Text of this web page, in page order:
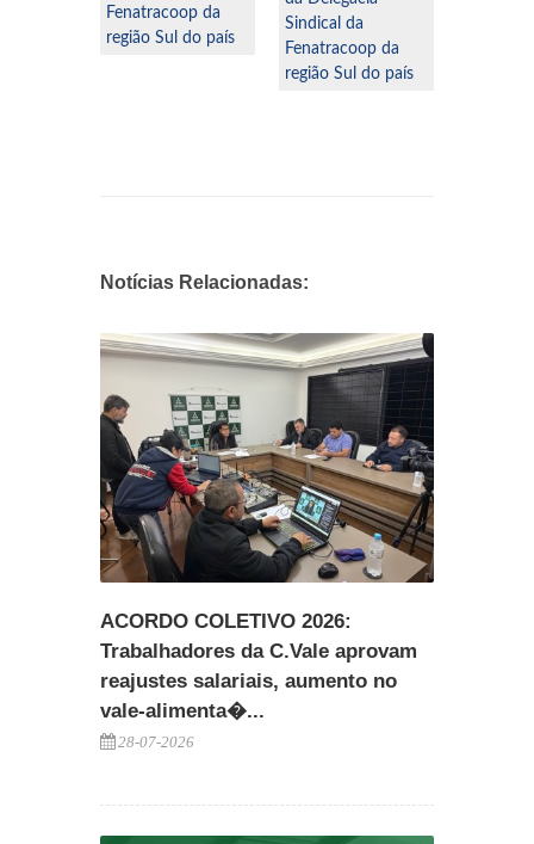
Fenatracoop da
região Sul do país
Sindical da
Fenatracoop da
região Sul do país
Notícias Relacionadas:
ACORDO COLETIVO 2026:
Trabalhadores da C.Vale aprovam
reajustes salariais, aumento no
vale-alimenta�...
28-07-2026